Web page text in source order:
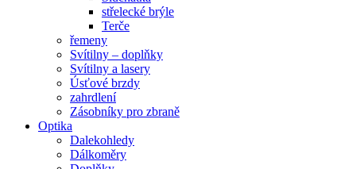
střelecké brýle
Terče
řemeny
Svítilny – doplňky
Svítilny a lasery
Úsťové brzdy
zahrdlení
Zásobníky pro zbraně
Optika
Dalekohledy
Dálkoměry